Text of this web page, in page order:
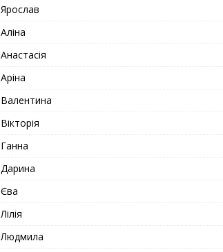
Ярослав
Аліна
Анастасія
Аріна
Валентина
Вікторія
Ганна
Дарина
Єва
Лілія
Людмила